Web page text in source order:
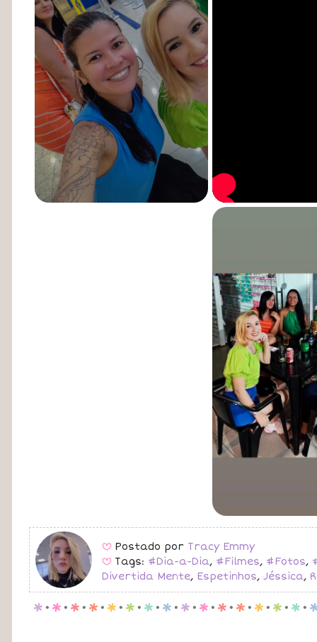
B Postado por Tracy Emmy
B Tags: #Dia-a-Dia, #Filmes, #Fotos,
Divertida Mente, Espetinhos, Jéssica,
p . p . p . p . p . p . p . p . p . p . p . p . p . p . p .